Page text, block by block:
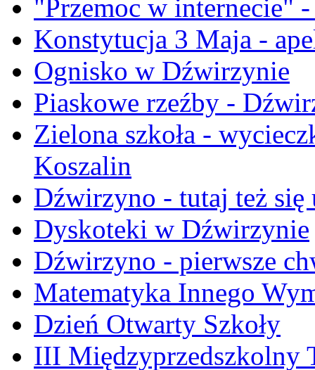
"Przemoc w internecie"
Konstytucja 3 Maja -
Ognisko w Dźwirzynie
Piaskowe rzeźby -
Zielona szkoła -
Koszalin
Dźwirzyno - tutaj też się
Dyskoteki w Dźwirzynie
Dźwirzyno - pierwsze
Matematyka Innego
Dzień Otwarty Szkoły
III Międzyprzedszkolny